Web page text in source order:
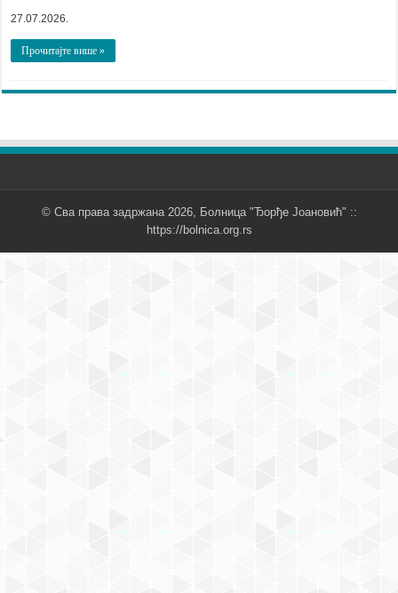
27.07.2026.
Прочитајте више »
© Сва права задржана 2026, Болница "Ђорђе Јоановић" ::
https://bolnica.org.rs